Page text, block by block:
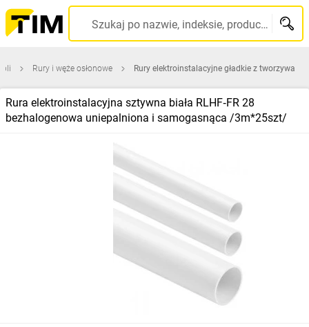
Szukaj po nazwie, indeksie, producencie, kodzie kreskowym...
Rury i węże osłonowe Rury elektroinstalacyjne gładkie z tworzywa
Rura elektroinstalacyjna sztywna biała RLHF‑FR 28
bezhalogenowa uniepalniona i samogasnąca /3m*25szt/